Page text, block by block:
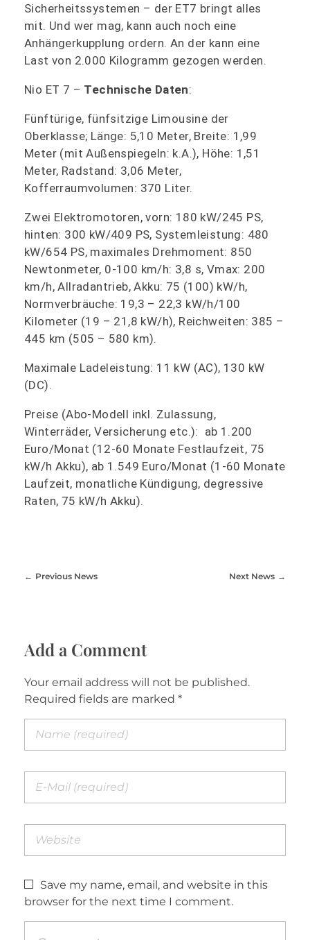
Sicherheitssystemen – der ET7 bringt alles
mit. Und wer mag, kann auch noch eine
Anhängerkupplung ordern. An der kann eine
Last von 2.000 Kilogramm gezogen werden.
Nio ET 7 – Technische Daten:
Fünftürige, fünfsitzige Limousine der
Oberklasse; Länge: 5,10 Meter, Breite: 1,99
Meter (mit Außenspiegeln: k.A.), Höhe: 1,51
Meter, Radstand: 3,06 Meter,
Kofferraumvolumen: 370 Liter.
Zwei Elektromotoren, vorn: 180 kW/245 PS,
hinten: 300 kW/409 PS, Systemleistung: 480
kW/654 PS, maximales Drehmoment: 850
Newtonmeter, 0-100 km/h: 3,8 s, Vmax: 200
km/h, Allradantrieb, Akku: 75 (100) kW/h,
Normverbräuche: 19,3 – 22,3 kW/h/100
Kilometer (19 – 21,8 kW/h), Reichweiten: 385 –
445 km (505 – 580 km).
Maximale Ladeleistung: 11 kW (AC), 130 kW
(DC).
Preise (Abo-Modell inkl. Zulassung,
Winterräder, Versicherung etc.): ab 1.200
Euro/Monat (12-60 Monate Festlaufzeit, 75
kW/h Akku), ab 1.549 Euro/Monat (1-60 Monate
Laufzeit, monatliche Kündigung, degressive
Raten, 75 kW/h Akku).
Previous News Next News
Add a Comment
Your email address will not be published.
Required fields are marked *
Save my name, email, and website in this
browser for the next time I comment.